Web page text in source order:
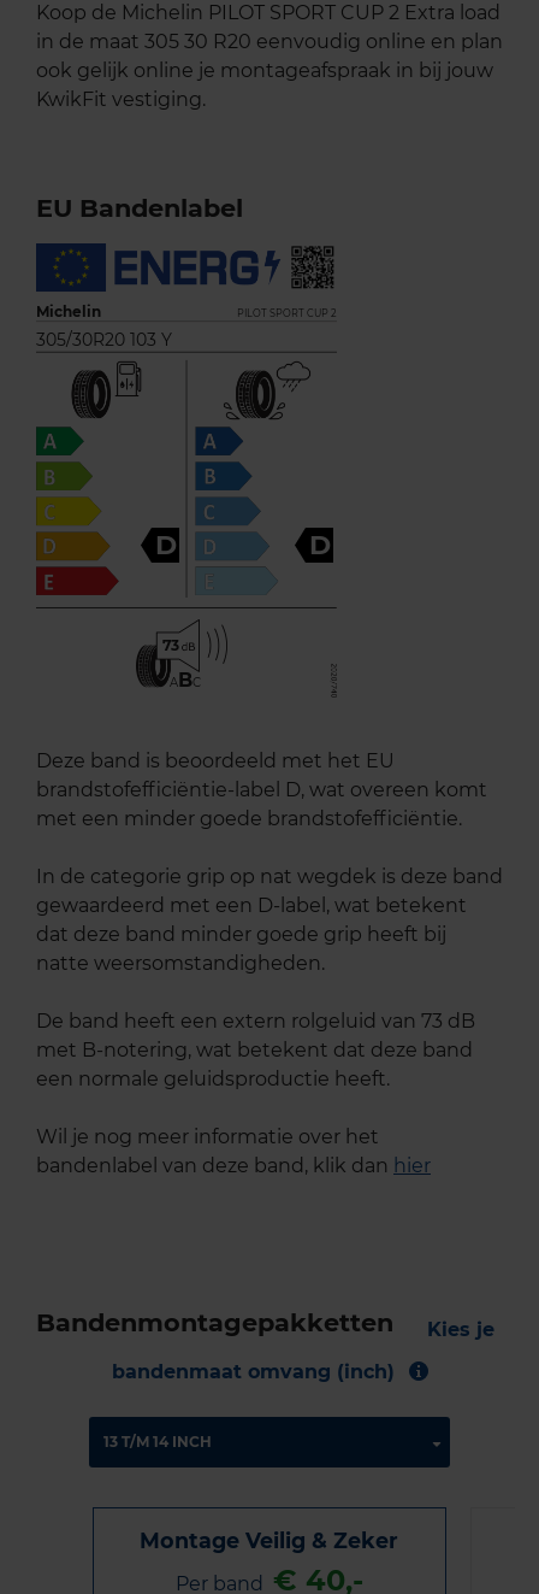
Koop de Michelin PILOT SPORT CUP 2 Extra load
in de maat 305 30 R20 eenvoudig online en plan
ook gelijk online je montageafspraak in bij jouw
KwikFit vestiging.
EU Bandenlabel
Michelin PILOT SPORT CUP 2
305/30R20 103 Y
D D
73
ABC
Deze band is beoordeeld met het EU
brandstofefficiëntie-label D, wat overeen komt
met een minder goede brandstofefficiëntie.
In de categorie grip op nat wegdek is deze band
gewaardeerd met een D-label, wat betekent
dat deze band minder goede grip heeft bij
natte weersomstandigheden.
De band heeft een extern rolgeluid van 73 dB
met B-notering, wat betekent dat deze band
een normale geluidsproductie heeft.
Wil je nog meer informatie over het
bandenlabel van deze band, klik dan hier
Bandenmontagepakketten
Kies je
bandenmaat omvang (inch)
Montage Veilig & Zeker
Per band € 40,-